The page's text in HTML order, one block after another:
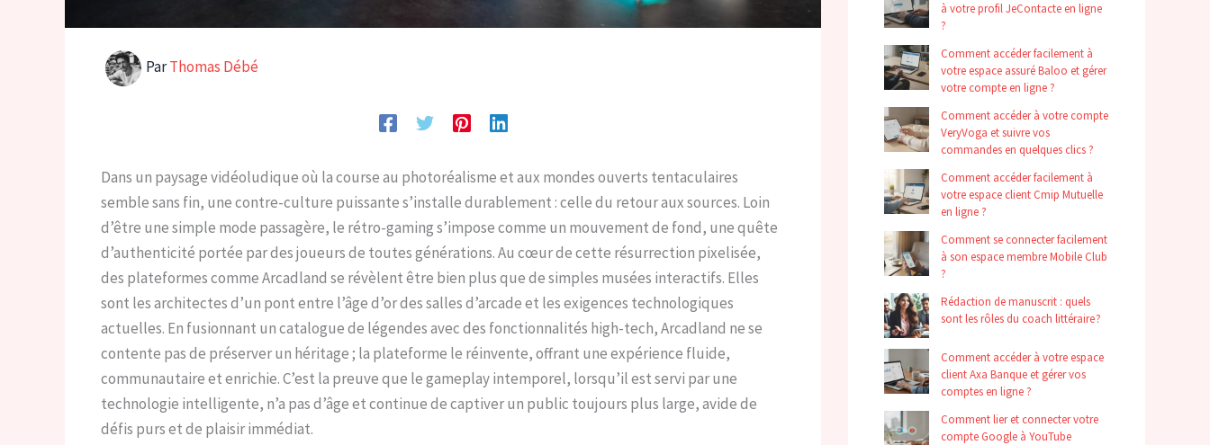
ParThomas Débé
Dans un paysage vidéoludique où la course au photoréalisme et aux mondes ouverts tentaculaires
semble sans fin, une contre-culture puissante s’installe durablement : celle du retour aux sources. Loin
d’être une simple mode passagère, le rétro-gaming s’impose comme un mouvement de fond, une quête
d’authenticité portée par des joueurs de toutes générations. Au cœur de cette résurrection pixelisée,
des plateformes comme Arcadland se révèlent être bien plus que de simples musées interactifs. Elles
sont les architectes d’un pont entre l’âge d’or des salles d’arcade et les exigences technologiques
actuelles. En fusionnant un catalogue de légendes avec des fonctionnalités high-tech, Arcadland ne se
contente pas de préserver un héritage ; la plateforme le réinvente, offrant une expérience fluide,
communautaire et enrichie. C’est la preuve que le gameplay intemporel, lorsqu’il est servi par une
technologie intelligente, n’a pas d’âge et continue de captiver un public toujours plus large, avide de
défis purs et de plaisir immédiat.
à votre profil JeContacte en ligne
?
Comment accéder facilement à
votre espace assuré Baloo et gérer
votre compte en ligne ?
Comment accéder à votre compte
VeryVoga et suivre vos
commandes en quelques clics ?
Comment accéder facilement à
votre espace client Cmip Mutuelle
en ligne ?
Comment se connecter facilement
à son espace membre Mobile Club
?
Rédaction de manuscrit : quels
sont les rôles du coach littéraire ?
Comment accéder à votre espace
client Axa Banque et gérer vos
comptes en ligne ?
Comment lier et connecter votre
compte Google à YouTube